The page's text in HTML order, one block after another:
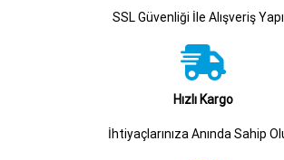
SSL Güvenliği İle Alışveriş
Hızlı Kargo
İhtiyaçlarınıza Anında Sahip